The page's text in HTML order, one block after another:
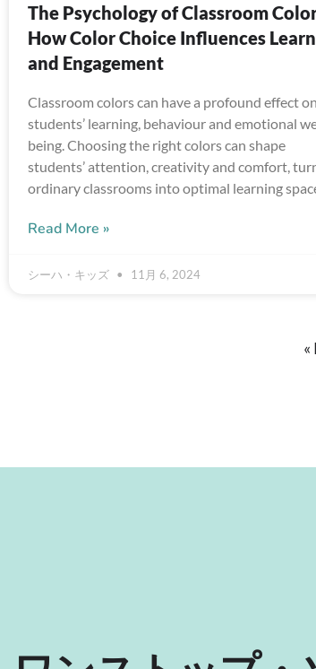
The Psychology of Classroom
How Color Choice Influences
and Engagement
Classroom colors can have a profound effect on
students’ learning, behaviour and emotional
being. Choosing the right colors can shape
students’ attention, creativity and comfort,
ordinary classrooms into optimal learning
Read More »
シーハ・キッズ 11月 6, 2024
«